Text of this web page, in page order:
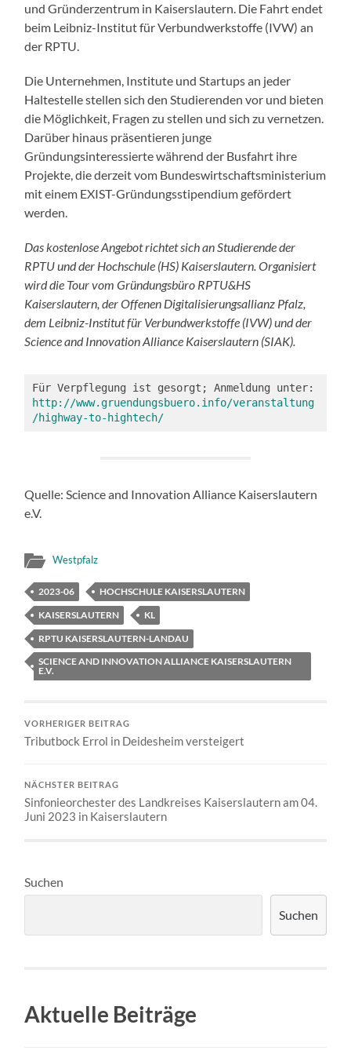
und Gründerzentrum in Kaiserslautern. Die Fahrt endet
beim Leibniz-Institut für Verbundwerkstoffe (IVW) an
der RPTU.
Die Unternehmen, Institute und Startups an jeder
Haltestelle stellen sich den Studierenden vor und bieten
die Möglichkeit, Fragen zu stellen und sich zu vernetzen.
Darüber hinaus präsentieren junge
Gründungsinteressierte während der Busfahrt ihre
Projekte, die derzeit vom Bundeswirtschaftsministerium
mit einem EXIST-Gründungsstipendium gefördert
werden.
Das kostenlose Angebot richtet sich an Studierende der
RPTU und der Hochschule (HS) Kaiserslautern. Organisiert
wird die Tour vom Gründungsbüro RPTU&HS
Kaiserslautern, der Offenen Digitalisierungsallianz Pfalz,
dem Leibniz-Institut für Verbundwerkstoffe (IVW) und der
Science and Innovation Alliance Kaiserslautern (SIAK).
http://www.gruendungsbuero.info/veranstaltung
/highway-to-hightech/
Quelle: Science and Innovation Alliance Kaiserslautern
e.V.
Westpfalz
2023-06
HOCHSCHULE KAISERSLAUTERN
KAISERSLAUTERN
KL
RPTU KAISERSLAUTERN-LANDAU
SCIENCE AND INNOVATION ALLIANCE KAISERSLAUTERN
E.V.
VORHERIGER BEITRAG
Tributbock Errol in Deidesheim versteigert
NÄCHSTER BEITRAG
Sinfonieorchester des Landkreises Kaiserslautern am 04.
Juni 2023 in Kaiserslautern
Suchen
Suchen
Aktuelle Beiträge